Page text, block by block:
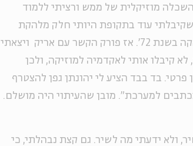
מוזיקלית של ממש ורציתי ללמוד
עוד בתקופת היותי חלק מלהקת
הצ'רצ'ילים, ובשל כך עזבתי את הלהקה בשנת 72'. אז פורק הקשר עם אריק ויצאתי
לא קיבלו אותי לאקדמיה למוזיקה, ולכן
בד בבד הציע לי יהונתן גפן להצטרף
למערכת". מובן שהעיתוי היה מושלם.
ולא ידעתי מה לשיר. גם קצת נבהלתי, כי